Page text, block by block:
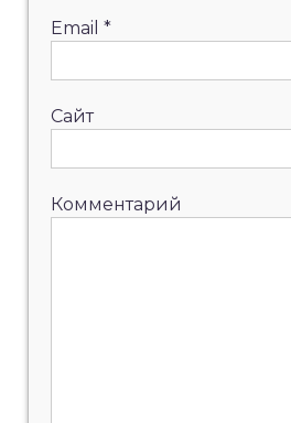
Email *
Сайт
Комментарий